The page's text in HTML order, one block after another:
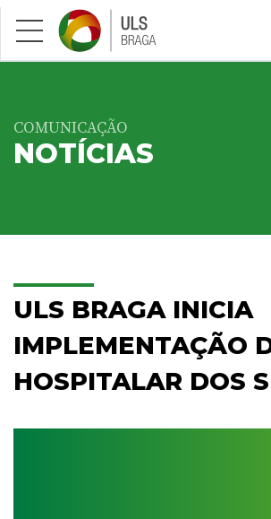
Saltar para conteúdo principal
COMUNICAÇÃO
NOTÍCIAS
ULS BRAGA INICIA
IMPLEMENTAÇÃO
HOSPITALAR DOS